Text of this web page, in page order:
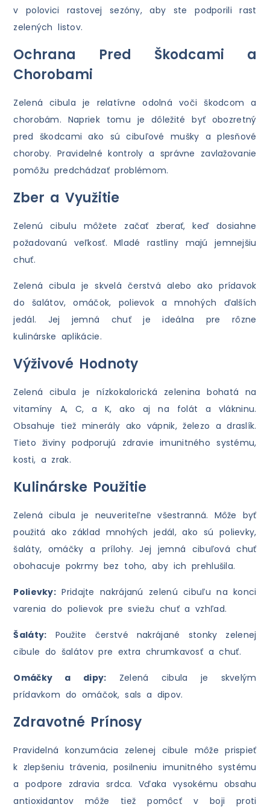
v polovici rastovej sezóny, aby ste podporili rast
zelených listov.
Ochrana Pred Škodcami a
Chorobami
Zelená cibula je relatívne odolná voči škodcom a
chorobám. Napriek tomu je dôležité byť obozretný
pred škodcami ako sú cibuľové mušky a plesňové
choroby. Pravidelné kontroly a správne zavlažovanie
pomôžu predchádzať problémom.
Zber a Využitie
Zelenú cibulu môžete začať zberať, keď dosiahne
požadovanú veľkosť. Mladé rastliny majú jemnejšiu
chuť.
Zelená cibula je skvelá čerstvá alebo ako prídavok
do šalátov, omáčok, polievok a mnohých ďalších
jedál. Jej jemná chuť je ideálna pre rôzne
kulinárske aplikácie.
Výživové Hodnoty
Zelená cibula je nízkokalorická zelenina bohatá na
vitamíny A, C, a K, ako aj na folát a vlákninu.
Obsahuje tiež minerály ako vápnik, železo a draslík.
Tieto živiny podporujú zdravie imunitného systému,
kosti, a zrak.
Kulinárske Použitie
Zelená cibula je neuveriteľne všestranná. Môže byť
použitá ako základ mnohých jedál, ako sú polievky,
šaláty, omáčky a prílohy. Jej jemná cibuľová chuť
obohacuje pokrmy bez toho, aby ich prehlušila.
Polievky: Pridajte nakrájanú zelenú cibuľu na konci
varenia do polievok pre sviežu chuť a vzhľad.
Šaláty: Použite čerstvé nakrájané stonky zelenej
cibule do šalátov pre extra chrumkavosť a chuť.
Omáčky a dipy: Zelená cibula je skvelým
prídavkom do omáčok, sals a dipov.
Zdravotné Prínosy
Pravidelná konzumácia zelenej cibule môže prispieť
k zlepšeniu trávenia, posilneniu imunitného systému
a podpore zdravia srdca. Vďaka vysokému obsahu
antioxidantov môže tiež pomôcť v boji proti